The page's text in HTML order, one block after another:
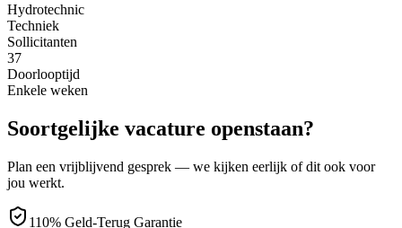
Hydrotechnic
Techniek
Sollicitanten
37
Doorlooptijd
Enkele weken
Soortgelijke vacature openstaan?
Plan een vrijblijvend gesprek — we kijken eerlijk of dit ook voor
jou werkt.
110% Geld-Terug Garantie